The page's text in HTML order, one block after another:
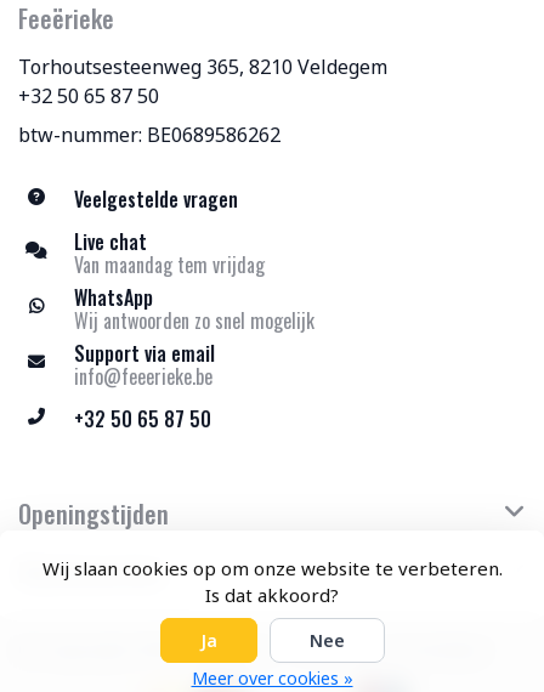
Wij slaan cookies op om onze website te verbeteren.
Is dat akkoord?
Ja
Nee
Meer over cookies »
Feeërieke
Torhoutsesteenweg 365, 8210 Veldegem
+32 50 65 87 50
btw-nummer: BE0689586262
Veelgestelde vragen
Live chat
Van maandag tem vrijdag
WhatsApp
Wij antwoorden zo snel mogelijk
Support via email
info@feeerieke.be
+32 50 65 87 50
Openingstijden
Klantenservice
© Copyright 2026 Feeërieke - Theme by